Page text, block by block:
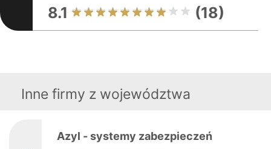
8.1 (18)
Inne firmy z województwa
Azyl - systemy zabezpieczeń